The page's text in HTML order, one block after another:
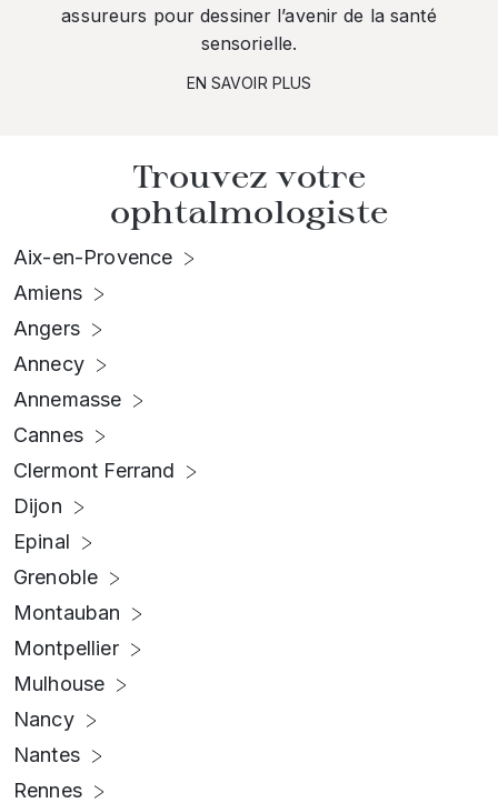
assureurs pour dessiner l’avenir de la santé
sensorielle.
EN SAVOIR PLUS
Trouvez votre
ophtalmologiste
Aix-en-Provence
Amiens
Angers
Annecy
Annemasse
Cannes
Clermont Ferrand
Dijon
Epinal
Grenoble
Montauban
Montpellier
Mulhouse
Nancy
Nantes
Rennes